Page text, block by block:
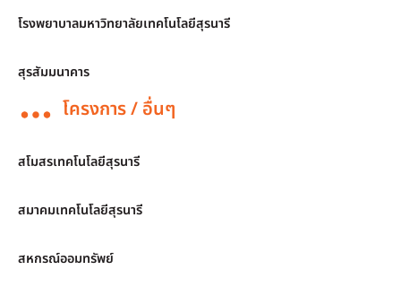
โรงพยาบาลมหาวิทยาลัยเทคโนโลยีสุรนารี
สุรสัมมนาคาร
โครงการ / อื่นๆ
สโมสรเทคโนโลยีสุรนารี
สมาคมเทคโนโลยีสุรนารี
สหกรณ์ออมทรัพย์